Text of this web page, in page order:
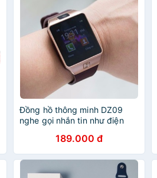
Đồng hồ thông minh DZ09
nghe gọi nhắn tin như điện
189.000 đ